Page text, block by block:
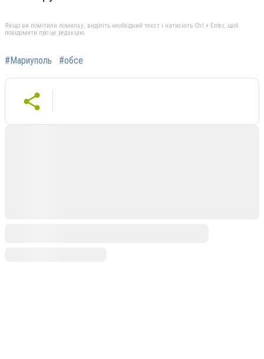
Якщо ви помітили помилку, виділіть необхідний текст і натисніть Ctrl + Enter, щоб
повідомити про це редакцію
#Мариуполь #обсе